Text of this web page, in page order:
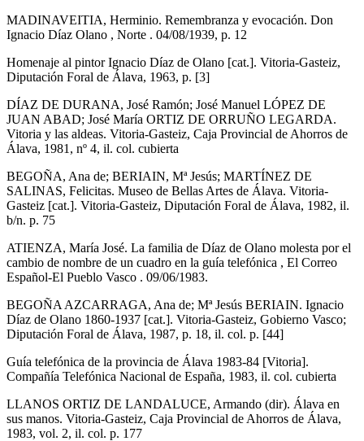
MADINAVEITIA, Herminio. Remembranza y evocación. Don
Ignacio Díaz Olano , Norte . 04/08/1939, p. 12
Homenaje al pintor Ignacio Díaz de Olano [cat.]. Vitoria-Gasteiz,
Diputación Foral de Álava, 1963, p. [3]
DÍAZ DE DURANA, José Ramón; José Manuel LÓPEZ DE
JUAN ABAD; José María ORTIZ DE ORRUÑO LEGARDA.
Vitoria y las aldeas. Vitoria-Gasteiz, Caja Provincial de Ahorros de
Álava, 1981, nº 4, il. col. cubierta
BEGOÑA, Ana de; BERIAIN, Mª Jesús; MARTÍNEZ DE
SALINAS, Felicitas. Museo de Bellas Artes de Álava. Vitoria-
Gasteiz [cat.]. Vitoria-Gasteiz, Diputación Foral de Álava, 1982, il.
b/n. p. 75
ATIENZA, María José. La familia de Díaz de Olano molesta por el
cambio de nombre de un cuadro en la guía telefónica , El Correo
Español-El Pueblo Vasco . 09/06/1983.
BEGOÑA AZCARRAGA, Ana de; Mª Jesús BERIAIN. Ignacio
Díaz de Olano 1860-1937 [cat.]. Vitoria-Gasteiz, Gobierno Vasco;
Diputación Foral de Álava, 1987, p. 18, il. col. p. [44]
Guía telefónica de la provincia de Álava 1983-84 [Vitoria].
Compañía Telefónica Nacional de España, 1983, il. col. cubierta
LLANOS ORTIZ DE LANDALUCE, Armando (dir). Álava en
sus manos. Vitoria-Gasteiz, Caja Provincial de Ahorros de Álava,
1983, vol. 2, il. col. p. 177